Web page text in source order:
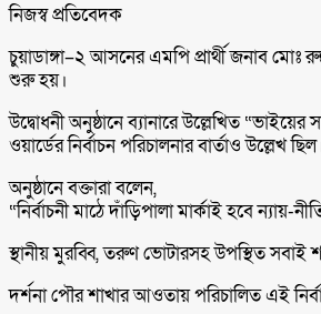
নিজস্ব প্রতিবেদক
চুয়াডাঙ্গা–২ আসনের এমপি প্রার্থী জনাব মোঃ
শুরু হয়।
উদ্বোধনী অনুষ্ঠানে ব্যানারে উল্লেখিত
ওয়ার্ডের নির্বাচন পরিচালনার বার্তাও উল্লেখ
অনুষ্ঠানে বক্তারা বলেন,
“নির্বাচনী মাঠে দাঁড়িপালা মার্কাই হবে
স্থানীয় মুরব্বি, তরুণ ভোটারসহ উপস্থিত সবাই
দর্শনা পৌর শাখার আওতায় পরিচালিত এই